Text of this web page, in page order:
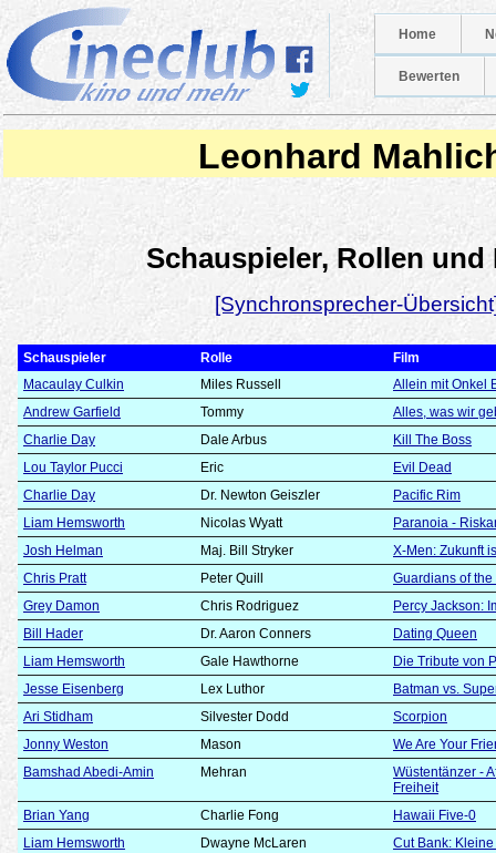
Home
Bewerten
Leonhard
Schauspieler, Rollen und
[Synchronsprecher-
Schauspieler Rolle
Film
Macaulay Culkin
Miles Russell
Allein mit Onkel
Andrew Garfield
Tommy
Alles, was wir
Charlie Day
Dale Arbus
Kill The Boss
Lou Taylor Pucci
Eric
Evil Dead
Charlie Day
Dr. Newton Geiszler
Pacific Rim
Liam Hemsworth
Nicolas Wyatt
Paranoia -
Josh Helman
Maj. Bill Stryker
X-Men: Zukunft
Chris Pratt
Peter Quill
Guardians of the
Grey Damon
Chris Rodriguez
Percy Jackson:
Bill Hader
Dr. Aaron Conners
Dating Queen
Liam Hemsworth
Gale Hawthorne
Die Tribute von
Jesse Eisenberg
Lex Luthor
Batman vs.
Ari Stidham
Silvester Dodd
Scorpion
Jonny Weston
Mason
We Are Your
Bamshad Abedi-Amin
Mehran
Wüstentänzer -
Freiheit
Brian Yang
Charlie Fong
Hawaii Five-0
Liam Hemsworth
Dwayne McLaren
Cut Bank: